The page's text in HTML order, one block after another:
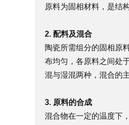
原料为固相材料，是结
2. 配料及混合
陶瓷所需组分的固相原
布均匀，各原料之间处
混与湿混两种，混合的
3. 原料的合成
混合物在一定的温度下